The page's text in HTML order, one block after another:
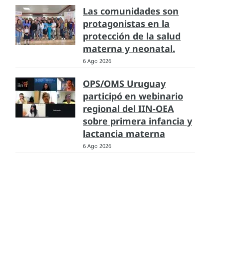
Las comunidades son
protagonistas en la
protección de la salud
materna y neonatal.
6 Ago 2026
OPS/OMS Uruguay
participó en webinario
regional del IIN-OEA
sobre primera infancia y
lactancia materna
6 Ago 2026